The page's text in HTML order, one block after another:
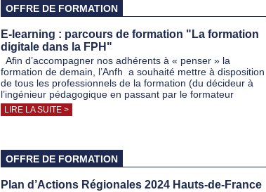
OFFRE DE FORMATION
E-learning : parcours de formation "La formation
digitale dans la FPH"
Afin d’accompagner nos adhérents à « penser » la
formation de demain, l’Anfh a souhaité mettre à disposition
de tous les professionnels de la formation (du décideur à
l’ingénieur pédagogique en passant par le formateur
LIRE LA SUITE >
OFFRE DE FORMATION
Plan d’Actions Régionales 2024 Hauts-de-France